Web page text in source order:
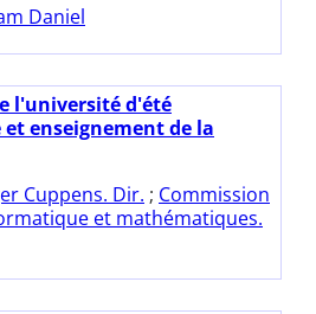
Daniel
l'université d'été
enseignement de la
Cuppens. Dir. ; Commission
et mathématiques.